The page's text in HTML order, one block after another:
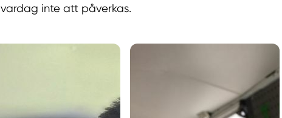
vardag inte att påverkas.